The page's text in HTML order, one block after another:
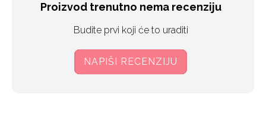
Proizvod trenutno nema recenziju
Budite prvi koji će to uraditi
NAPIŠI RECENZIJU